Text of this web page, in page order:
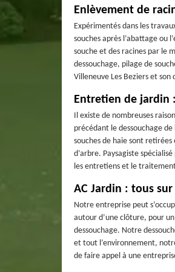
Enlèvement de
Expérimentés dans les
souches après l’abattage ou
souche et des racines par le
dessouchage, pilage de
Villeneuve Les Beziers et
Entretien de jardin
Il existe de nombreuses
précédant le dessouchage de
souches de haie sont
d’arbre. Paysagiste
les entretiens et le
AC Jardin : tous
Notre entreprise peut
autour d’une clôture, pour
dessouchage. Notre
et tout l’environnement,
de faire appel à une